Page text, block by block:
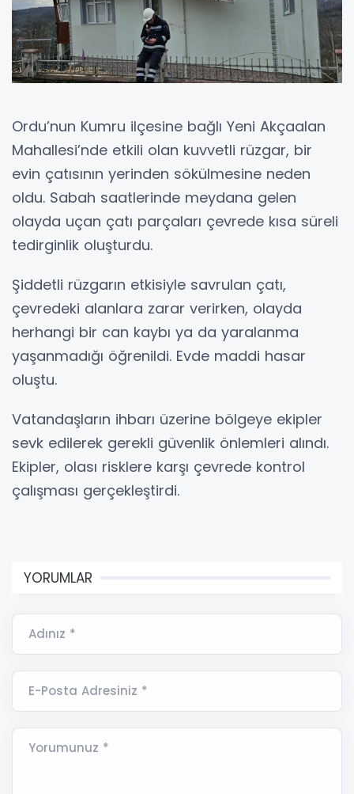
Ordu’nun Kumru ilçesine bağlı Yeni Akçaalan
Mahallesi’nde etkili olan kuvvetli rüzgar, bir
evin çatısının yerinden sökülmesine neden
oldu. Sabah saatlerinde meydana gelen
olayda uçan çatı parçaları çevrede kısa süreli
tedirginlik oluşturdu.
Şiddetli rüzgarın etkisiyle savrulan çatı,
çevredeki alanlara zarar verirken, olayda
herhangi bir can kaybı ya da yaralanma
yaşanmadığı öğrenildi. Evde maddi hasar
oluştu.
Vatandaşların ihbarı üzerine bölgeye ekipler
sevk edilerek gerekli güvenlik önlemleri alındı.
Ekipler, olası risklere karşı çevrede kontrol
çalışması gerçekleştirdi.
YORUMLAR
Adınız *
E-Posta Adresiniz *
Yorumunuz *